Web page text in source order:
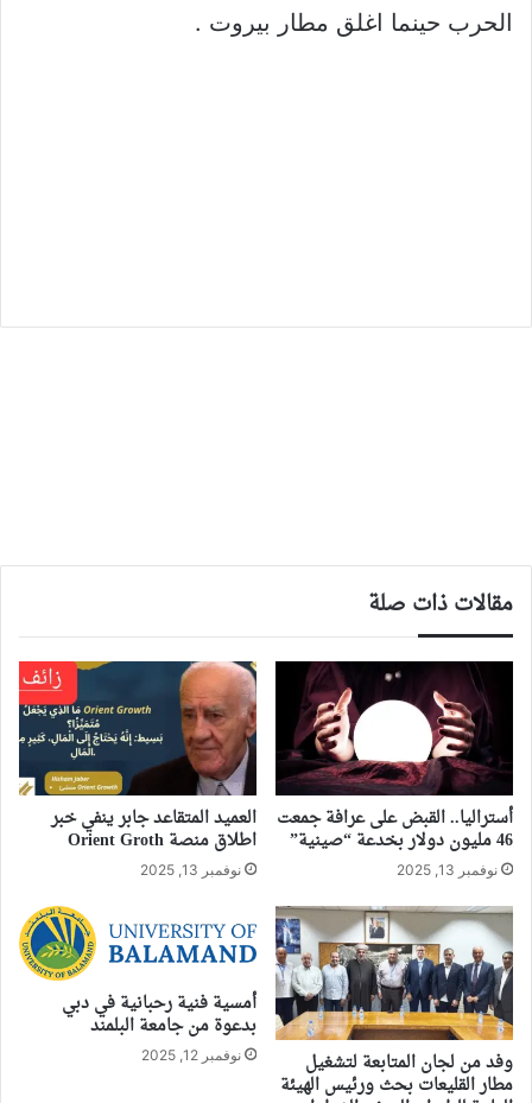
الحرب حينما اغلق مطار بيروت .
مقالات ذات صلة
أستراليا.. القبض على عرافة جمعت
46 مليون دولار بخدعة “صينية”
نوفمبر 13, 2025
العميد المتقاعد جابر ينفي خبر
اطلاق منصة Orient Groth
نوفمبر 13, 2025
وفد من لجان المتابعة لتشغيل
مطار القليعات بحث ورئيس الهيئة
أمسية فنية رحبانية في دبي
بدعوة من جامعة البلمند
نوفمبر 12, 2025